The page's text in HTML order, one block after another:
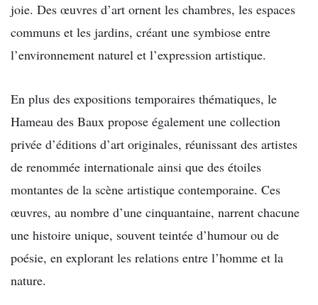
joie. Des œuvres d’art ornent les chambres, les espaces
communs et les jardins, créant une symbiose entre
l’environnement naturel et l’expression artistique.
En plus des expositions temporaires thématiques, le
Hameau des Baux propose également une collection
privée d’éditions d’art originales, réunissant des artistes
de renommée internationale ainsi que des étoiles
montantes de la scène artistique contemporaine. Ces
œuvres, au nombre d’une cinquantaine, narrent chacune
une histoire unique, souvent teintée d’humour ou de
poésie, en explorant les relations entre l’homme et la
nature.